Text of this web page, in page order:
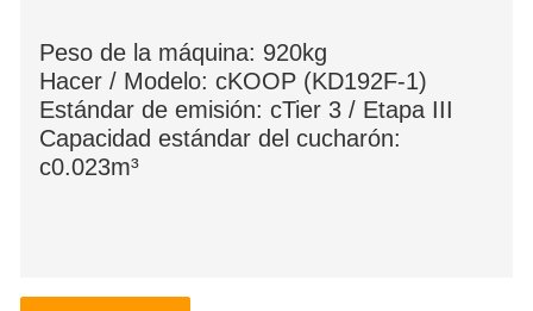
Peso de la máquina: 920kg
Hacer / Modelo: cKOOP (KD192F-1)
Estándar de emisión: cTier 3 / Etapa III
Capacidad estándar del cucharón:
c0.023m³